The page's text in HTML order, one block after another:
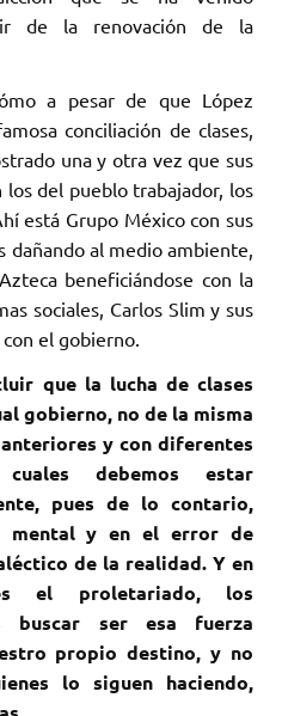
de la renovación de la
a pesar de que López
conciliación de clases,
una y otra vez que sus
del pueblo trabajador, los
está Grupo México con sus
dañando al medio ambiente,
beneficiándose con la
sociales, Carlos Slim y sus
el gobierno.
que la lucha de clases
gobierno, no de la misma
y con diferentes
debemos estar
pues de lo contario,
mental y en el error de
de la realidad. Y en
el proletariado, los
buscar ser esa fuerza
propio destino, y no
lo siguen haciendo,